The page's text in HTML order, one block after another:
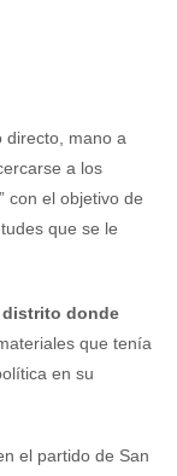
directo, mano a
a los
con el objetivo de
que se le
distrito donde
que tenía
en su